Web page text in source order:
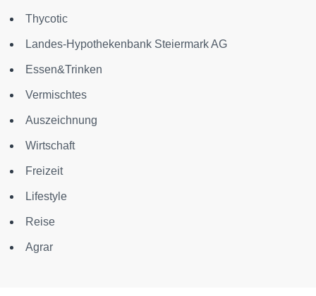
Thycotic
Landes-Hypothekenbank Steiermark AG
Essen&Trinken
Vermischtes
Auszeichnung
Wirtschaft
Freizeit
Lifestyle
Reise
Agrar